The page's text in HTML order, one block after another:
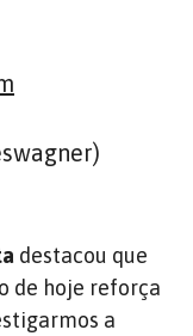
destacou que
o de hoje reforça
a